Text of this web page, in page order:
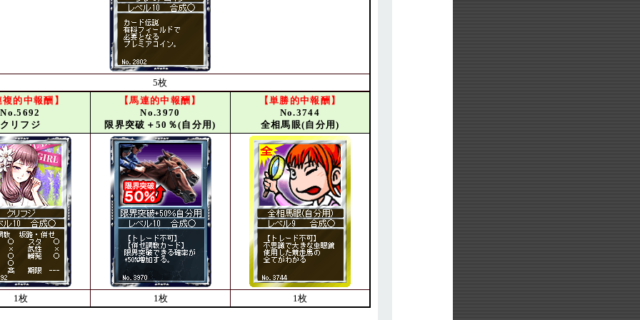
5枚
的中報酬】
No.5692
クリフジ
【馬連的中報酬】
No.3970
限界突破＋50％(自分用)
【単勝的中報酬】
No.3744
全相馬眼(自分用)
1枚 1枚 1枚